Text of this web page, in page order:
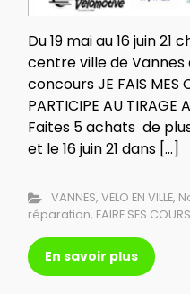
Du 19 mai au 16 juin
centre ville de
concours JE FAIS MES
PARTICIPE AU TIRAGE
Faites 5 achats de
et le 16 juin 21 dans […]
VANNES, VELO EN VILLE,
réparation, FAIRE SES
En savoir plus